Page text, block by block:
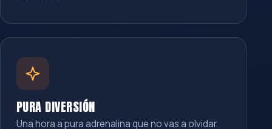
PURA DIVERSIÓN
Una hora a pura adrenalina que no vas a olvidar.